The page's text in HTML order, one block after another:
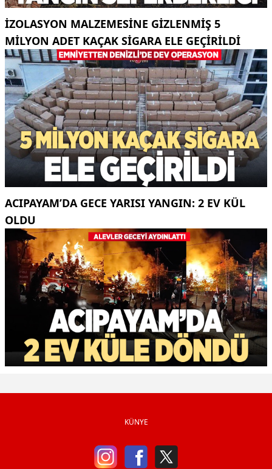
İZOLASYON MALZEMESINE GIZLENMIŞ 5
MILYON ADET KAÇAK SIGARA ELE GEÇIRILDI
ACIPAYAM’DA GECE YARISI YANGIN: 2 EV KÜL
OLDU
KÜNYE